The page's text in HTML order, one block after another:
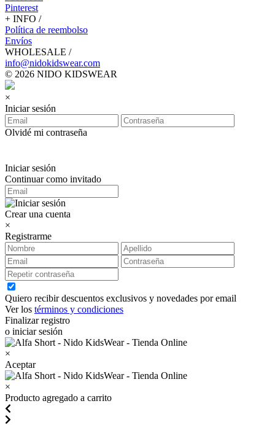
Pinterest
+ INFO /
Política de reembolso
Envíos
WHOLESALE /
info@nidokidswear.com
© 2026 NIDO KIDSWEAR
×
Iniciar sesión
Olvidé mi contraseña
Iniciar sesión
Continuar como invitado
Crear una cuenta
×
Registrarme
Quiero recibir descuentos exclusivos y novedades por email
Ver los términos y condiciones
Finalizar registro
o iniciar sesión
×
Aceptar
×
Producto agregado a carrito